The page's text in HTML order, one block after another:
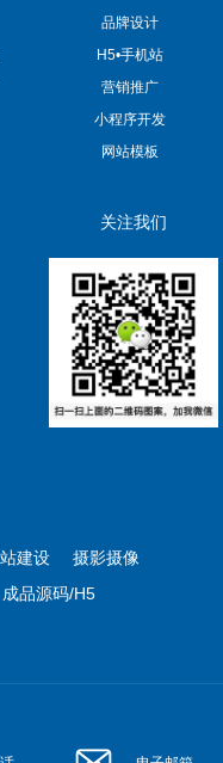
品牌设计
H5•手机站
营销推广
小程序开发
网站模板
关注我们
建设
摄影摄像
成品源码/H5